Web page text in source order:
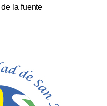
la fuente